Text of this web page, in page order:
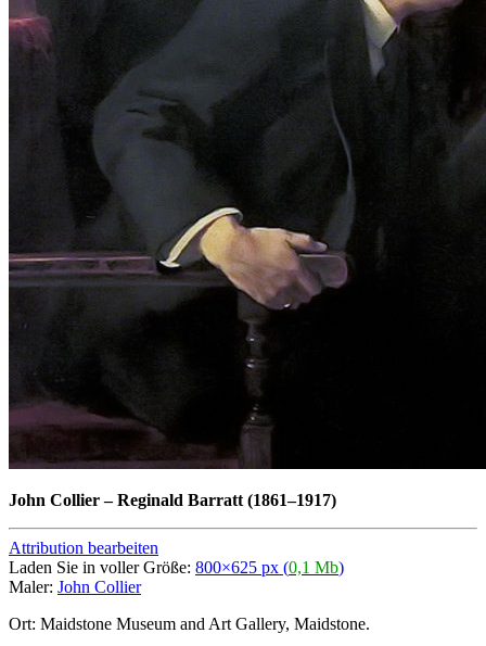
John Collier–Reginald Barratt (1861–1917)
Attribution bearbeiten
Laden Sie in voller Größe: 800×625 px (0,1 Mb)
Maler: John Collier
Ort: Maidstone Museum and Art Gallery, Maidstone.